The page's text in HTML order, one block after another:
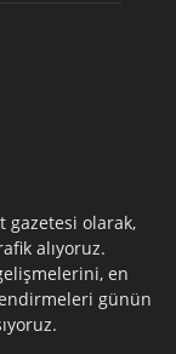
gazetesi olarak,
alıyoruz.
en
günün